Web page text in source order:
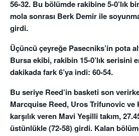
56-32. Bu bölümde rakibine 5-0’lık
mola sonrası Berk Demir ile
girdi.
Üçüncü çeyreğe Pasecniks’in pota
Bursa ekibi, rakibin 15-0’lık serisini
dakikada fark 6’ya indi: 60-54.
Bu seriye Reed’in basketi son
Marcquise Reed, Uros Trifunovic
karşılık veren Mavi Yeşilli takım,
üstünlükle (72-58) girdi. Kalan